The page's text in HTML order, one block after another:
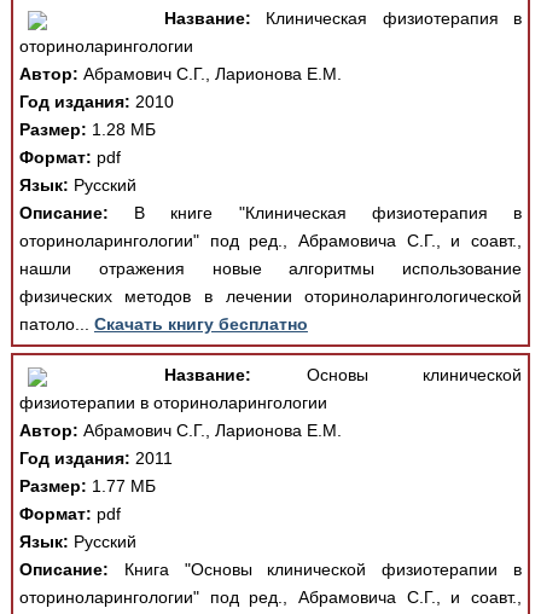
Название: Клиническая физиотерапия в
оториноларингологии
Автор: Абрамович С.Г., Ларионова Е.М.
Год издания: 2010
Размер: 1.28 МБ
Формат: pdf
Язык: Русский
Описание: В книге "Клиническая физиотерапия в
оториноларингологии" под ред., Абрамовича С.Г., и соавт.,
нашли отражения новые алгоритмы использование
физических методов в лечении оториноларингологической
патоло... Скачать книгу бесплатно
Название: Основы клинической
физиотерапии в оториноларингологии
Автор: Абрамович С.Г., Ларионова Е.М.
Год издания: 2011
Размер: 1.77 МБ
Формат: pdf
Язык: Русский
Описание: Книга "Основы клинической физиотерапии в
оториноларингологии" под ред., Абрамовича С.Г., и соавт.,